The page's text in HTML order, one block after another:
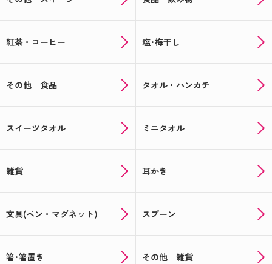
紅茶・コーヒー 塩･梅干し
その他 食品 タオル・ハンカチ
スイーツタオル ミニタオル
雑貨 耳かき
文具(ペン・マグネット) スプーン
箸･箸置き その他 雑貨